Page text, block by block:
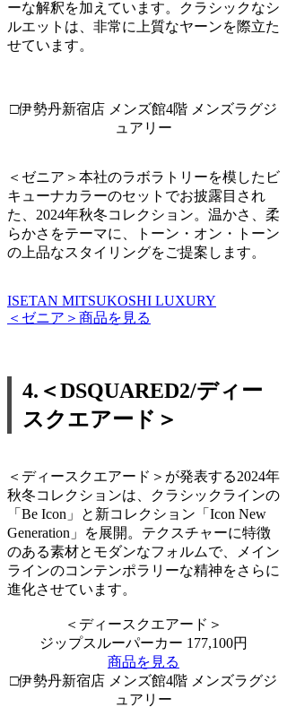
ーな解釈を加えています。クラシックなシ
ルエットは、非常に上質なヤーンを際立た
せています。
□伊勢丹新宿店 メンズ館4階 メンズラグジ
ュアリー
＜ゼニア＞本社のラボラトリーを模したビ
キューナカラーのセットでお披露目され
た、2024年秋冬コレクション。温かさ、柔
らかさをテーマに、トーン・オン・トーン
の上品なスタイリングをご提案します。
ISETAN MITSUKOSHI LUXURY
＜ゼニア＞商品を見る
4.＜DSQUARED2/ディー
スクエアード＞
＜ディースクエアード＞が発表する2024年
秋冬コレクションは、クラシックラインの
「Be Icon」と新コレクション「Icon New
Generation」を展開。テクスチャーに特徴
のある素材とモダンなフォルムで、メイン
ラインのコンテンポラリーな精神をさらに
進化させています。
＜ディースクエアード＞
ジップスルーパーカー 177,100円
商品を見る
□伊勢丹新宿店 メンズ館4階 メンズラグジ
ュアリー